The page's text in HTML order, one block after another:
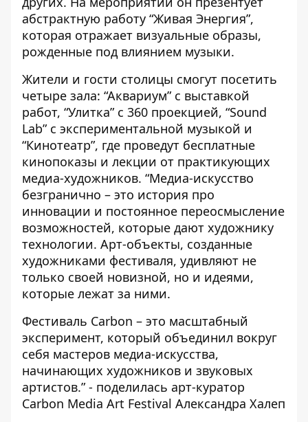
абстрактную работу “Живая Энергия”,
которая отражает визуальные образы,
рожденные под влиянием музыки.
Жители и гости столицы смогут посетить
четыре зала: “Аквариум” с выставкой
работ, “Улитка” с 360 проекцией, “Sound
Lab” с экспериментальной музыкой и
“Кинотеатр”, где проведут бесплатные
кинопоказы и лекции от практикующих
медиа-художников. “Медиа-искусство
безгранично – это история про
инновации и постоянное переосмысление
возможностей, которые дают художнику
технологии. Арт-объекты, созданные
художниками фестиваля, удивляют не
только своей новизной, но и идеями,
которые лежат за ними.
Фестиваль Carbon – это масштабный
эксперимент, который объединил вокруг
себя мастеров медиа-искусства,
начинающих художников и звуковых
артистов.” - поделилась арт-куратор
Carbon Media Art Festival Александра Халеп